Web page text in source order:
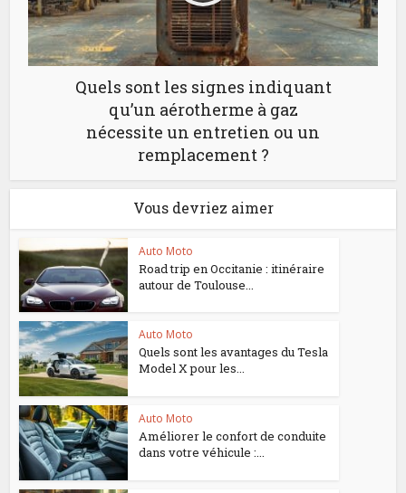
Quels sont les signes indiquant
qu’un aérotherme à gaz
nécessite un entretien ou un
remplacement ?
Vous devriez aimer
Auto Moto
Road trip en Occitanie : itinéraire
autour de Toulouse...
Auto Moto
Quels sont les avantages du Tesla
Model X pour les...
Auto Moto
Améliorer le confort de conduite
dans votre véhicule :...